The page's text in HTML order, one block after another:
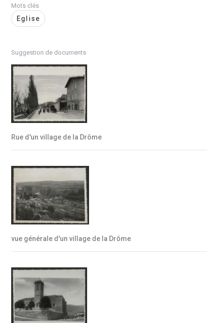
Mots clés
Eglise
Suggestion de documents
Rue d'un village de la Drôme
vue générale d'un village de la Drôme